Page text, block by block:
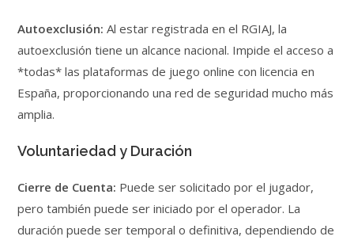
Autoexclusión: Al estar registrada en el RGIAJ, la
autoexclusión tiene un alcance nacional. Impide el acceso a
*todas* las plataformas de juego online con licencia en
España, proporcionando una red de seguridad mucho más
amplia.
Voluntariedad y Duración
Cierre de Cuenta: Puede ser solicitado por el jugador,
pero también puede ser iniciado por el operador. La
duración puede ser temporal o definitiva, dependiendo de